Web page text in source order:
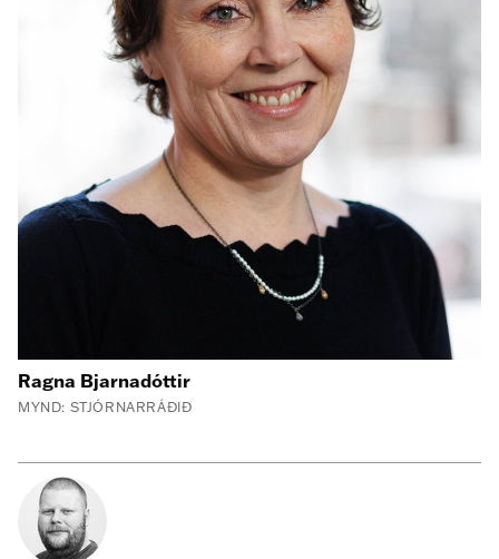
Ragna Bjarnadóttir
MYND: STJÓRNARRÁÐIÐ